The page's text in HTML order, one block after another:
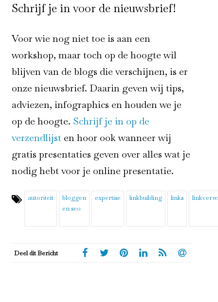
Schrijf je in voor de nieuwsbrief!
Voor wie nog niet toe is aan een
workshop, maar toch op de hoogte wil
blijven van de blogs die verschijnen, is er
onze nieuwsbrief. Daarin geven wij tips,
adviezen, infographics en houden we je
op de hoogte. Schrijf je in op de
verzendlijst en hoor ook wanneer wij
gratis presentaties geven over alles wat je
nodig hebt voor je online presentatie.
autoriteit
bloggen
en seo
expertise linkbuilding links
Deel dit Bericht